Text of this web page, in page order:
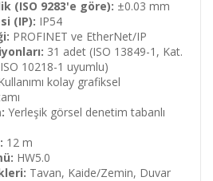
(ISO 9283'e göre): ±0.03 mm
(IP): IP54
PROFINET ve EtherNet/IP
31 adet (ISO 13849-1, Kat.
10218-1 uyumlu)
kolay grafiksel
Yerleşik görsel denetim tabanlı
12 m
HW5.0
Tavan, Kaide/Zemin, Duvar